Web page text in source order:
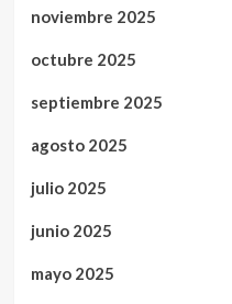
noviembre 2025
octubre 2025
septiembre 2025
agosto 2025
julio 2025
junio 2025
mayo 2025